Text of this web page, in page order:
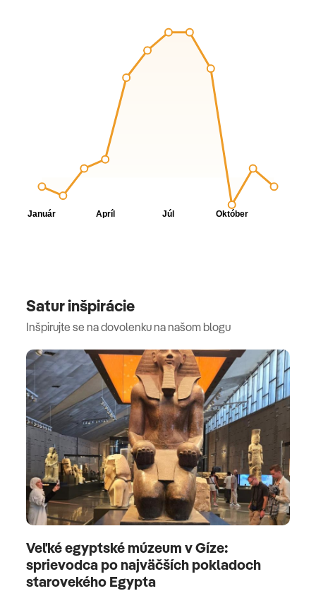
Satur inšpirácie
Inšpirujte se na dovolenku na našom blogu
Veľké egyptské múzeum v Gíze:
sprievodca po najväčších pokladoch
starovekého Egypta